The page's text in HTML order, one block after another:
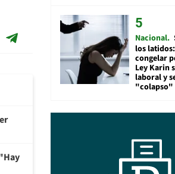
Nacional
los
congelar
Ley Karin
laboral y
"colapso"